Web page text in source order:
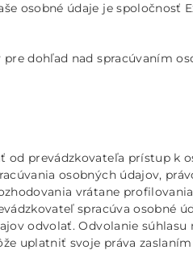
osobné údaje je spoločnosť
dohľad nad spracúvaním
od prevádzkovateľa prístup k
osobných údajov,
vrátane
spracúva osobné
odvolať. Odvolanie
uplatniť svoje práva